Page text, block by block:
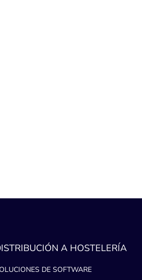
A HOSTELERÍA
DE SOFTWARE